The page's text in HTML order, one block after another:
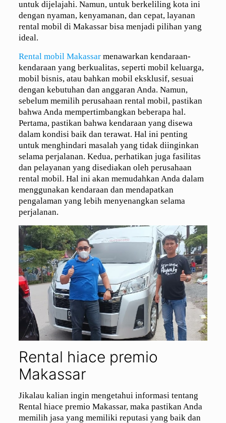
untuk dijelajahi. Namun, untuk berkeliling kota ini
dengan nyaman, kenyamanan, dan cepat, layanan
rental mobil di Makassar bisa menjadi pilihan yang
ideal.
Rental mobil Makassarmenawarkan kendaraan-
kendaraan yang berkualitas, seperti mobil keluarga,
mobil bisnis, atau bahkan mobil eksklusif, sesuai
dengan kebutuhan dan anggaran Anda. Namun,
sebelum memilih perusahaan rental mobil, pastikan
bahwa Anda mempertimbangkan beberapa hal.
Pertama, pastikan bahwa kendaraan yang disewa
dalam kondisi baik dan terawat. Hal ini penting
untuk menghindari masalah yang tidak diinginkan
selama perjalanan. Kedua, perhatikan juga fasilitas
dan pelayanan yang disediakan oleh perusahaan
rental mobil. Hal ini akan memudahkan Anda dalam
menggunakan kendaraan dan mendapatkan
pengalaman yang lebih menyenangkan selama
perjalanan.
Rental hiace premio
Makassar
Jikalau kalian ingin mengetahui informasi tentang
Rental hiace premio Makassar, maka pastikan Anda
memilih jasa yang memiliki reputasi yang baik dan